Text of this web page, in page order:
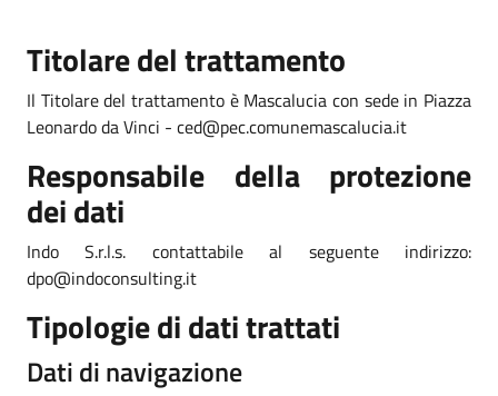
Titolare del trattamento
Il Titolare del trattamento è Mascalucia con sede in Piazza
Leonardo da Vinci - ced@pec.comunemascalucia.it
Responsabile della protezione
dei dati
Indo S.r.l.s. contattabile al seguente indirizzo:
dpo@indoconsulting.it
Tipologie di dati trattati
Dati di navigazione